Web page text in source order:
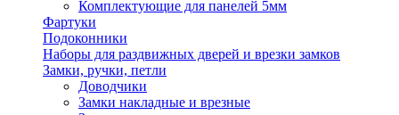
Комплектующие для панелей 5мм
Фартуки
Подоконники
Наборы для раздвижных дверей и врезки замков
Замки, ручки, петли
Доводчики
Замки накладные и врезные